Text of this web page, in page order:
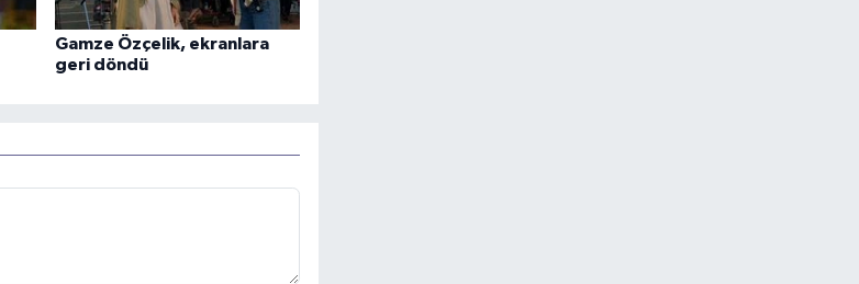
Gamze Özçelik, ekranlara
geri döndü